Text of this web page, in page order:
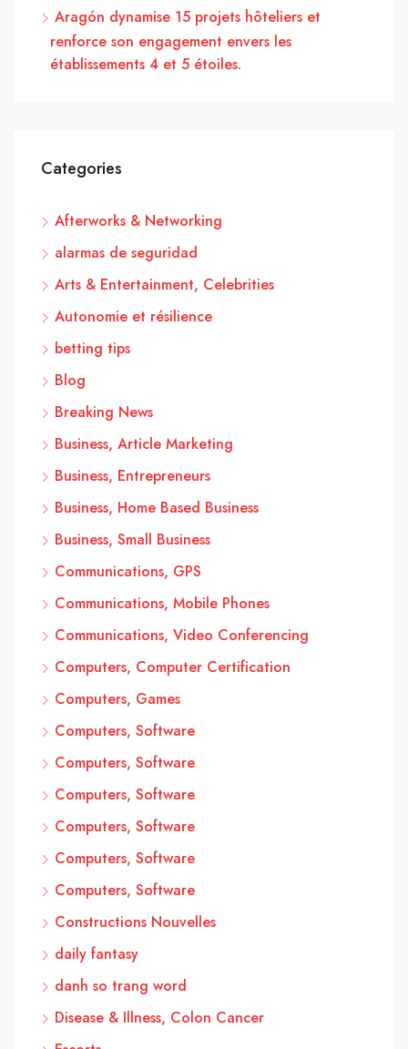
Aragón dynamise 15 projets hôteliers et
renforce son engagement envers les
établissements 4 et 5 étoiles.
Categories
Afterworks & Networking
alarmas de seguridad
Arts & Entertainment, Celebrities
Autonomie et résilience
betting tips
Blog
Breaking News
Business, Article Marketing
Business, Entrepreneurs
Business, Home Based Business
Business, Small Business
Communications, GPS
Communications, Mobile Phones
Communications, Video Conferencing
Computers, Computer Certification
Computers, Games
Computers, Software
Computers, Software
Computers, Software
Computers, Software
Computers, Software
Computers, Software
Constructions Nouvelles
daily fantasy
danh so trang word
Disease & Illness, Colon Cancer